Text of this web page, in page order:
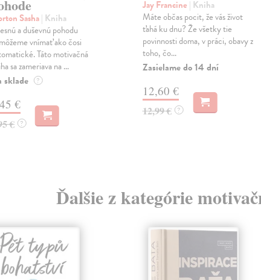
Sasha| Kniha
a duševnú pohodu
vnímať ako čosi
Táto motivačná
sa zameriava na ...
sklade ?
€
€ ?
Jay Francine | Kniha
Máte občas pocit, že vás život
ťahá ku dnu? Že všetky tie
povinnosti doma, v práci, obavy z
toho, čo...
Zasielame do 14 dní
12,60 €
12,99 € ?
Ďalšie z kategórie